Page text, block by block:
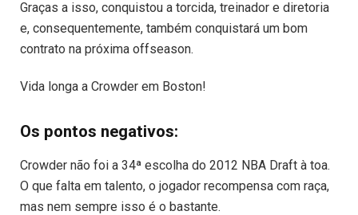
Graças a isso, conquistou a torcida, treinador e diretoria
e, consequentemente, também conquistará um bom
contrato na próxima offseason.
Vida longa a Crowder em Boston!
Os pontos negativos:
Crowder não foi a 34ª escolha do 2012 NBA Draft à toa.
O que falta em talento, o jogador recompensa com raça,
mas nem sempre isso é o bastante.